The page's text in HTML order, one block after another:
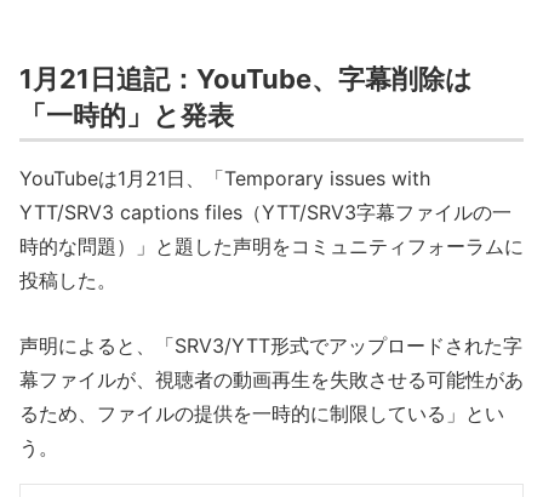
1月21日追記：YouTube、字幕削除は
「一時的」と発表
YouTubeは1月21日、「Temporary issues with
YTT/SRV3 captions files（YTT/SRV3字幕ファイルの一
時的な問題）」と題した声明をコミュニティフォーラムに
投稿した。
声明によると、「SRV3/YTT形式でアップロードされた字
幕ファイルが、視聴者の動画再生を失敗させる可能性があ
るため、ファイルの提供を一時的に制限している」とい
う。